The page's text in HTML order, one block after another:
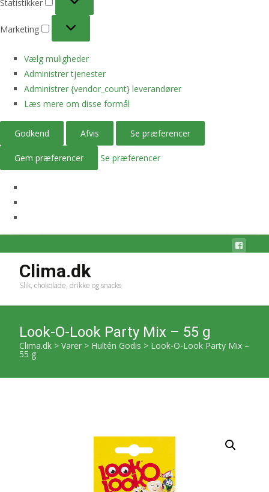
Statistikker
Marketing
Vælg muligheder
Administrer tjenester
Administrer {vendor_count} leverandører
Læs mere om disse formål
Godkend Afvis Se præferencer
Gem præferencer Se præferencer
Clima.dk
Slik, chokolade, drikke og snacks
Look-O-Look Party Mix – 55 g
Clima.dk > Varer > Hultén Godis > Look-O-Look Party Mix –
55 g